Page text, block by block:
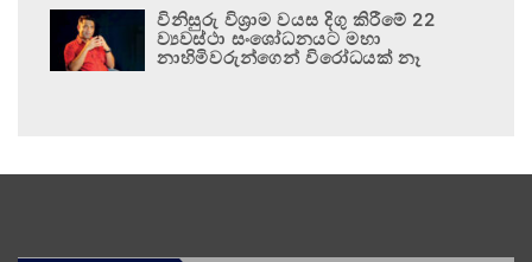
විනිසුරු විශ්‍රාම වයස දිගු කිරීමේ 22
ව්‍යවස්ථා සංශෝධනයට මහා
නාහිමිවරුන්ගෙන් විරෝධයක් නෑ